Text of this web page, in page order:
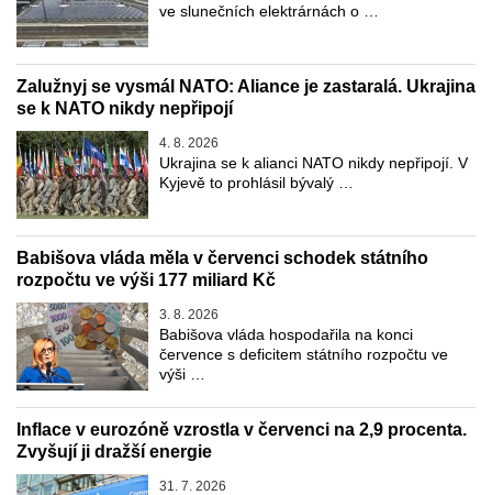
ve slunečních elektrárnách o …
Zalužnyj se vysmál NATO: Aliance je zastaralá. Ukrajina
se k NATO nikdy nepřipojí
4. 8. 2026
Ukrajina se k alianci NATO nikdy nepřipojí. V
Kyjevě to prohlásil bývalý …
Babišova vláda měla v červenci schodek státního
rozpočtu ve výši 177 miliard Kč
3. 8. 2026
Babišova vláda hospodařila na konci
července s deficitem státního rozpočtu ve
výši …
Inflace v eurozóně vzrostla v červenci na 2,9 procenta.
Zvyšují ji dražší energie
31. 7. 2026